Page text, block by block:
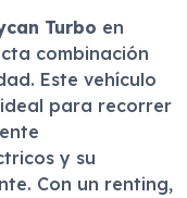
Turbo en
combinación
Este vehículo
para recorrer
y su
Con un renting,